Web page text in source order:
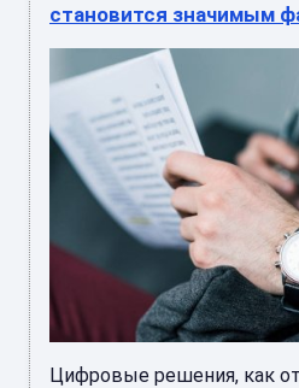
становится значимым
Цифровые решения, как